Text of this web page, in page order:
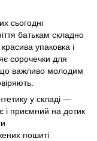
сьогодні
батькам складно
упаковка і
сорочечки для
що важливо молодим
у складі —
і приємний на дотик
пошиті